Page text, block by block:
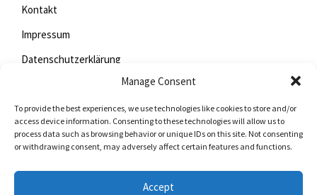
Manage Consent
To provide the best experiences, we use technologies like cookies to store and/or
access device information. Consenting to these technologies will allow us to
process data such as browsing behavior or unique IDs on this site. Not consenting
or withdrawing consent, may adversely affect certain features and functions.
Accept
Kontakt
Impressum
Datenschutzerklärung
Jetzt mitfunken!
Bleiben Sie auch unterwegs immer auf dem Laufenden
mit StadtLand.Funk!